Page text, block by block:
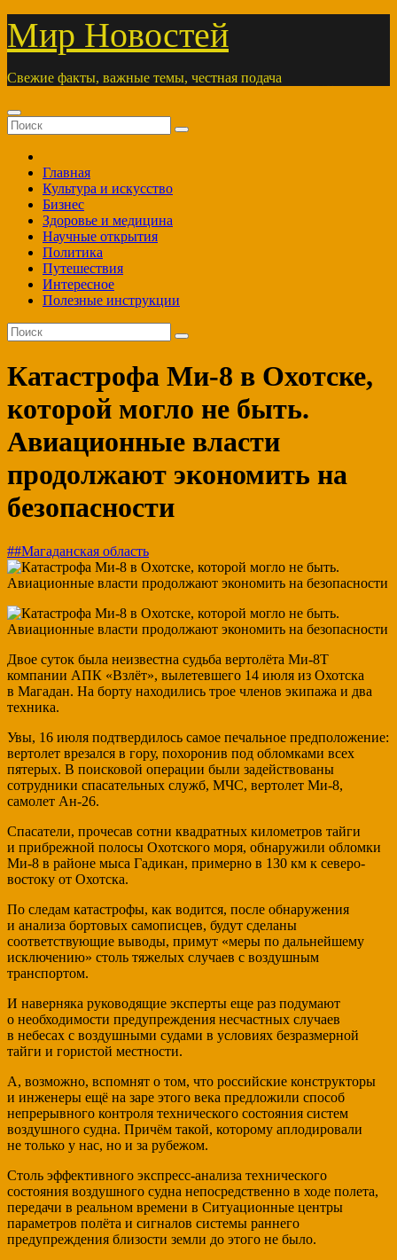
Перейти
содержимому
Мир Новостей
Свежие факты, важные темы, честная подача
Главная
Культура и искусство
Бизнес
Здоровье и медицина
Научные открытия
Политика
Путешествия
Интересное
Полезные инструкции
Катастрофа Ми-8 в Охотске,
которой могло не быть.
Авиационные власти
продолжают экономить на
безопасности
##Магаданская область
Двое суток была неизвестна судьба вертолёта Ми-8Т
компании АПК «Взлёт», вылетевшего 14 июля из Охотска
в Магадан. На борту находились трое членов экипажа и два
техника.
Увы, 16 июля подтвердилось самое печальное предположение:
вертолет врезался в гору, похоронив под обломками всех
пятерых. В поисковой операции были задействованы
сотрудники спасательных служб, МЧС, вертолет Ми-8,
самолет Ан-26.
Спасатели, прочесав сотни квадратных километров тайги
и прибрежной полосы Охотского моря, обнаружили обломки
Ми-8 в районе мыса Гадикан, примерно в 130 км к северо-
востоку от Охотска.
По следам катастрофы, как водится, после обнаружения
и анализа бортовых самописцев, будут сделаны
соответствующие выводы, примут «меры по дальнейшему
исключению» столь тяжелых случаев с воздушным
транспортом.
И наверняка руководящие эксперты еще раз подумают
о необходимости предупреждения несчастных случаев
в небесах с воздушными судами в условиях безразмерной
тайги и гористой местности.
А, возможно, вспомнят о том, что российские конструкторы
и инженеры ещё на заре этого века предложили способ
непрерывного контроля технического состояния систем
воздушного судна. Причём такой, которому аплодировали
не только у нас, но и за рубежом.
Столь эффективного экспресс-анализа технического
состояния воздушного судна непосредственно в ходе полета,
передачи в реальном времени в Ситуационные центры
параметров полёта и сигналов системы раннего
предупреждения близости земли до этого не было.